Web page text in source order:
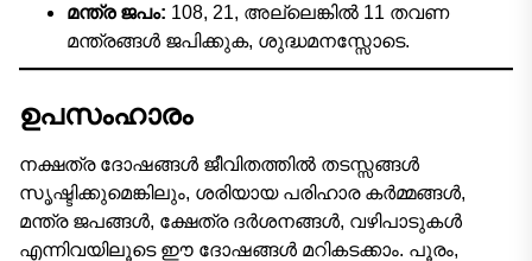
മന്ത്ര ജപം: 108, 21, അല്ലെങ്കിൽ 11 തവണ
മന്ത്രങ്ങൾ ജപിക്കുക, ശുദ്ധമനസ്സോടെ.
ഉപസംഹാരം
നക്ഷത്ര ദോഷങ്ങൾ ജീവിതത്തിൽ തടസ്സങ്ങൾ
സൃഷ്ടിക്കുമെങ്കിലും, ശരിയായ പരിഹാര കർമ്മങ്ങൾ,
മന്ത്ര ജപങ്ങൾ, ക്ഷേത്ര ദർശനങ്ങൾ, വഴിപാടുകൾ
എന്നിവയിലൂടെ ഈ ദോഷങ്ങൾ മറികടക്കാം. പൂരം,